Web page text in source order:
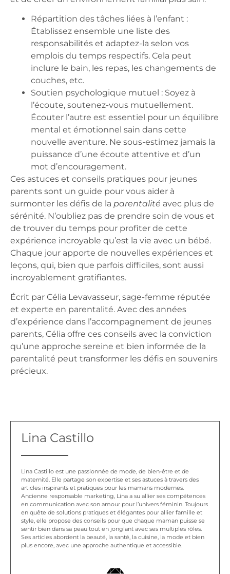
Répartition des tâches liées à l’enfant :
Établissez ensemble une liste des
responsabilités et adaptez-la selon vos
emplois du temps respectifs. Cela peut
inclure le bain, les repas, les changements de
couches, etc.
Soutien psychologique mutuel : Soyez à
l’écoute, soutenez-vous mutuellement.
Écouter l’autre est essentiel pour un équilibre
mental et émotionnel sain dans cette
nouvelle aventure. Ne sous-estimez jamais la
puissance d’une écoute attentive et d’un
mot d’encouragement.
Ces astuces et conseils pratiques pour jeunes
parents sont un guide pour vous aider à
surmonter les défis de la parentalité avec plus de
sérénité. N’oubliez pas de prendre soin de vous et
de trouver du temps pour profiter de cette
expérience incroyable qu’est la vie avec un bébé.
Chaque jour apporte de nouvelles expériences et
leçons, qui, bien que parfois difficiles, sont aussi
incroyablement gratifiantes.
Écrit par Célia Levavasseur, sage-femme réputée
et experte en parentalité. Avec des années
d’expérience dans l’accompagnement de jeunes
parents, Célia offre ces conseils avec la conviction
qu’une approche sereine et bien informée de la
parentalité peut transformer les défis en souvenirs
précieux.
Lina Castillo
Lina Castillo est une passionnée de mode, de bien-être et de
maternité. Elle partage son expertise et ses astuces à travers des
articles inspirants et pratiques pour les mamans modernes.
Ancienne responsable marketing, Lina a su allier ses compétences
en communication avec son amour pour l’univers féminin. Toujours
en quête de solutions pratiques et élégantes pour allier famille et
style, elle propose des conseils pour que chaque maman puisse se
sentir bien dans sa peau tout en jonglant avec ses multiples rôles.
Ses articles abordent la beauté, la santé, la cuisine, la mode et bien
plus encore, avec une approche authentique et accessible.